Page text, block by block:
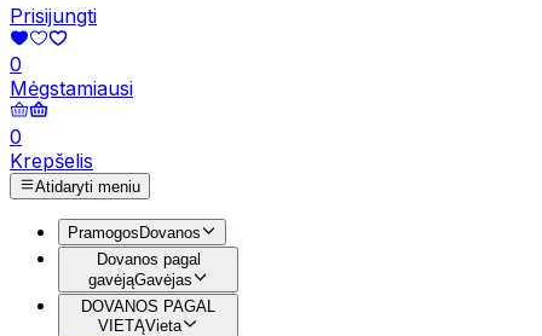
Prisijungti
0
Mėgstamiausi
0
Krepšelis
Atidaryti meniu
Pramogos Dovanos
Dovanos pagal
gavėjąGavėjas
DOVANOS PAGAL
VIETĄVieta